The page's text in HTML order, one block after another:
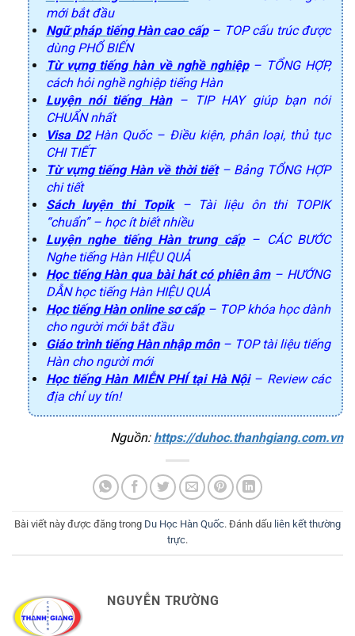
mới bắt đầu
Ngữ pháp tiếng Hàn cao cấp– TOP cấu trúc được
dùng PHỔ BIẾN
Từ vựng tiếng hàn về nghề nghiệp– TỔNG HỢP,
cách hỏi nghề nghiệp tiếng Hàn
Luyện nói tiếng Hàn– TIP HAY giúp bạn nói
CHUẨN nhất
Visa D2Hàn Quốc – Điều kiện, phân loại, thủ tục
CHI TIẾT
Từ vựng tiếng Hàn về thời tiết– Bảng TỔNG HỢP
chi tiết
Sách luyện thi Topik– Tài liệu ôn thi TOPIK
“chuẩn” – học ít biết nhiều
Luyện nghe tiếng Hàn trung cấp– CÁC BƯỚC
Nghe tiếng Hàn HIỆU QUẢ
Học tiếng Hàn qua bài hát có phiên âm– HƯỚNG
DẪN học tiếng Hàn HIỆU QUẢ
Học tiếng Hàn online sơ cấp– TOP khóa học dành
cho người mới bắt đầu
Giáo trình tiếng Hàn nhập môn– TOP tài liệu tiếng
Hàn cho người mới
Học tiếng Hàn MIỄN PHÍ tại Hà Nội– Review các
địa chỉ uy tín!
Nguồn: https://duhoc.thanhgiang.com.vn
Bài viết này được đăng trong Du Học Hàn Quốc. Đánh dấu liên kết thường
trực.
NGUYỄN TRƯỜNG